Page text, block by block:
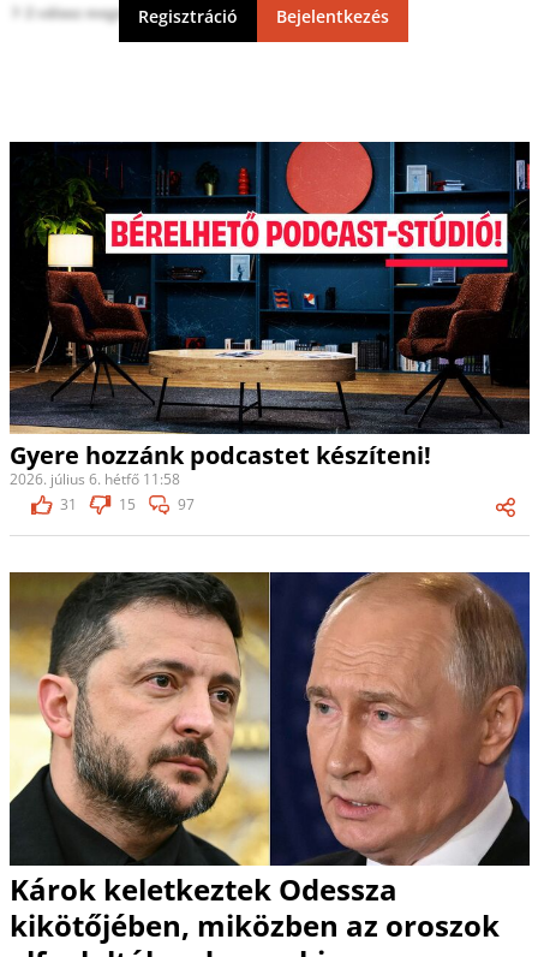
2 válasz megtekintéseRegisztráció Bejelentkezés
Gyere hozzánk podcastet készíteni!
2026. július 6. hétfő 11:58
31
15 97
Károk keletkeztek Odessza
kikötőjében, miközben az oroszok